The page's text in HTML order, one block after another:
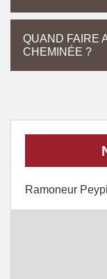
QUAND FAIRE
CHEMINÉE ?
Ramoneur